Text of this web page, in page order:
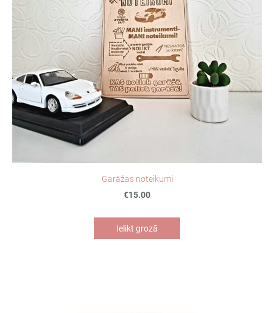
Garāžas noteikumi
€15.00
Ielikt grozā